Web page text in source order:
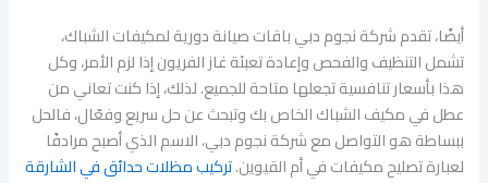
أيضًا، تقدم شركة نجوم دبي باقات صيانة دورية لمكيفات الشباك،
تشمل التنظيف والفحص وإعادة تعبئة غاز الفريون إذا لزم الأمر، وكل
هذا بأسعار تنافسية تجعلها متاحة للجميع. لذلك، إذا كنت تعاني من
عطل في مكيف الشباك الخاص بك وتبحث عن حل سريع وفعّال، فالحل
ببساطة هو التواصل مع شركة نجوم دبي، الاسم الذي أصبح مرادفًا
لعبارة تصليح مكيفات في أم القيوين.تركيب مظلات حدائق في الشارقة